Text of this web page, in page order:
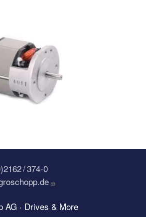
/ 374-0
AG · Drives & More